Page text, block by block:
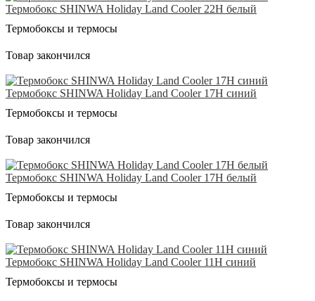
Термобокс SHINWA Holiday Land Cooler 22H белый
Термобоксы и термосы
Товар закончился
Термобокс SHINWA Holiday Land Cooler 17H синий
Термобоксы и термосы
Товар закончился
Термобокс SHINWA Holiday Land Cooler 17H белый
Термобоксы и термосы
Товар закончился
Термобокс SHINWA Holiday Land Cooler 11H синий
Термобоксы и термосы